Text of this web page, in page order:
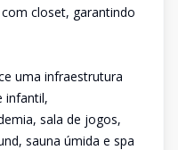
closet, garantindo
uma infraestrutura
infantil,
sala de jogos,
sauna úmida e spa